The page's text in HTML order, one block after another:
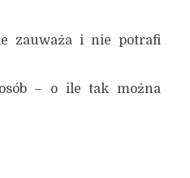
zauważa i nie potrafi
– o ile tak można